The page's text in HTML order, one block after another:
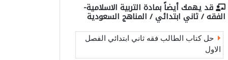
قد يهمك أيضاً بمادة التربية الاسلامية-
الفقه / ثاني ابتدائي / المناهج السعودية
حل كتاب الطالب فقه ثاني ابتدائي الفصل
الاول